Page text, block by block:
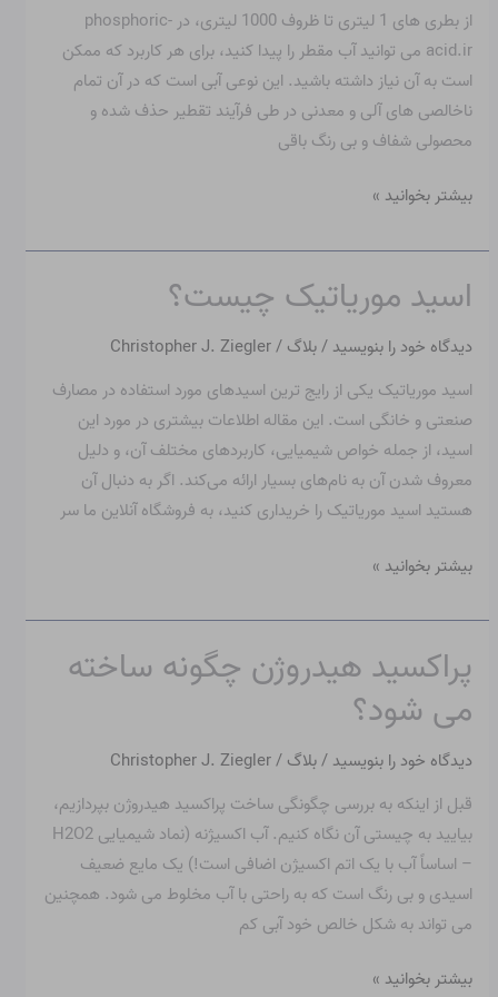
از بطری های 1 لیتری تا ظروف 1000 لیتری، در phosphoric-
acid.ir می توانید آب مقطر را پیدا کنید، برای هر کاربرد که ممکن
است به آن نیاز داشته باشید. این نوعی آبی است که در آن تمام
ناخالصی های آلی و معدنی در طی فرآیند تقطیر حذف شده و
محصولی شفاف و بی رنگ باقی
مقطر
را
تشریح
می
کند
بیشتر بخوانید »
اسید موریاتیک چیست؟
دیدگاه‌ خود را بنویسید /بلاگ /
Christopher J. Ziegler
اسید موریاتیک یکی از رایج ترین اسیدهای مورد استفاده در مصارف
صنعتی و خانگی است. این مقاله اطلاعات بیشتری در مورد این
اسید، از جمله خواص شیمیایی، کاربردهای مختلف آن، و دلیل
معروف شدن آن به نام‌های بسیار ارائه می‌کند. اگر به دنبال آن
هستید اسید موریاتیک را خریداری کنید، به فروشگاه آنلاین ما سر
اسید
موریاتیک
چیست؟
بیشتر بخوانید »
پراکسید هیدروژن چگونه ساخته
می شود؟
دیدگاه‌ خود را بنویسید /بلاگ /
Christopher J. Ziegler
قبل از اینکه به بررسی چگونگی ساخت پراکسید هیدروژن بپردازیم،
بیایید به چیستی آن نگاه کنیم. آب اکسیژنه (نماد شیمیایی H2O2
– اساساً آب با یک اتم اکسیژن اضافی است!) یک مایع ضعیف
اسیدی و بی رنگ است که به راحتی با آب مخلوط می شود. همچنین
می تواند به شکل خالص خود آبی کم
پراکسید
هیدروژن
چگونه
ساخته
شود؟
بیشتر بخوانید »